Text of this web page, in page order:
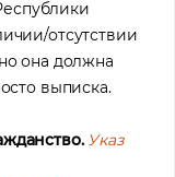
отсутствии
она должна
выписка.
Указ